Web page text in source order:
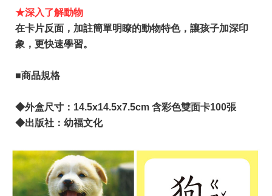
★深入了解動物
在卡片反面，加註簡單明瞭的動物特色，讓孩子加深印
象，更快速學習。
■商品規格
◆外盒尺寸：14.5x14.5x7.5cm 含彩色雙面卡100張
​◆出版社：幼福文化